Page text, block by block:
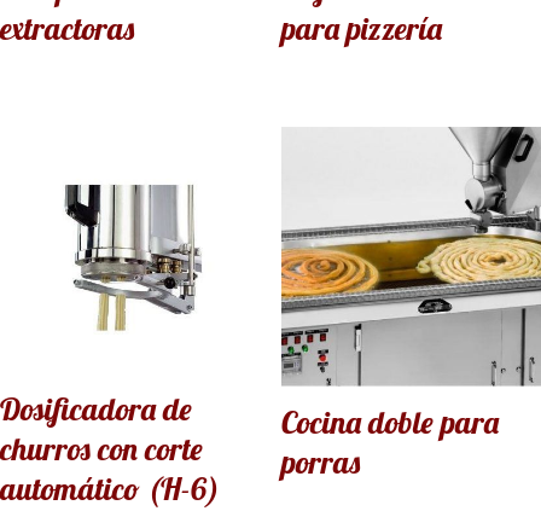
extractoras
para pizzería
Dosificadora de
churros con corte
automático (H-6)
Cocina doble para
porras